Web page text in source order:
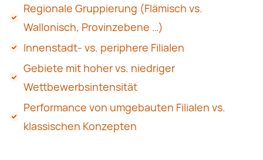
Regionale Gruppierung (Flämisch vs.
Wallonisch, Provinzebene …)
Innenstadt- vs. periphere Filialen
Gebiete mit hoher vs. niedriger
Wettbewerbsintensität
Performance von umgebauten Filialen vs.
klassischen Konzepten